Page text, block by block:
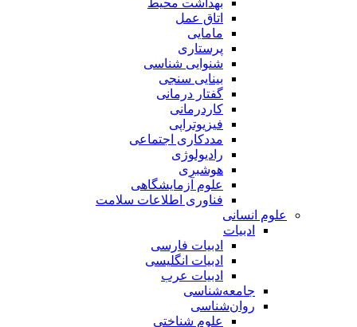
اتاق عمل
مامایی
پرستاری
شنوایی شناسی
بینایی سنجی
گفتار درمانی
کاردرمانی
فیزیوتراپی
مددکاری اجتماعی
رادیولوژی
هوشبری
علوم آزمایشگاهی
فناوری اطلاعات سلامت
علوم انسانی
ادبیات
ادبیات فارسی
ادبیات انگلیسی
ادبیات عرب
جامعه‌شناسی
روان‌شناسی
علوم شناختی